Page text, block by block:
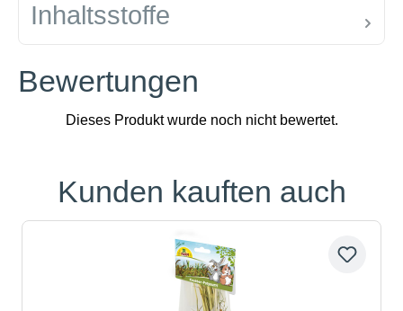
Inhaltsstoffe
Bewertungen
Produktgalerie überspringen
Kunden kauften auch